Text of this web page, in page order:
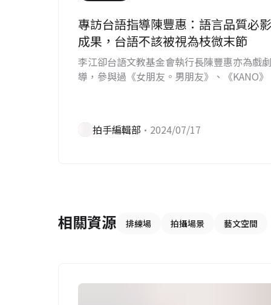
專訪台語指導陳豐惠：語言品質必
成果，台語不該被視為枝微末節
李江卻台語文教基金會執行長陳豐惠亦為戲
導，參與過《女朋友。男朋友》、《KANO
拍手編輯部 •2024/07/17
相關資源 排練場 拍攝場景 藝文空間